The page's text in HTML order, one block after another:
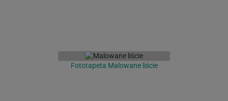
Fototapeta Malowane liście